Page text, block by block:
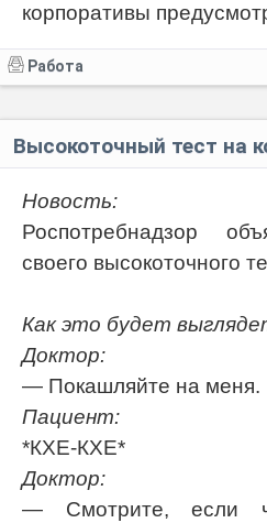
корпоративы
Работа
Высокоточный тест на
Новость:
Роспотребнадзор
своего высокоточного
Как это будет
Доктор:
— Покашляйте на меня.
Пациент:
*КХЕ-КХЕ*
Доктор:
— Смотрите, если